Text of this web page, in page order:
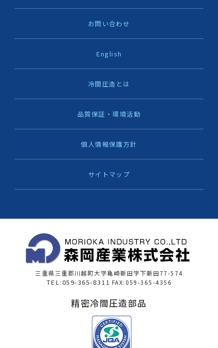
お問い合わせ
English
冷間圧造とは
品質保証・環境活動
個人情報保護方針
サイトマップ
三重県三重郡川越町大字亀崎新田字下新田77-574
TEL:059-365-8311 FAX:059-365-4356
精密冷間圧造部品